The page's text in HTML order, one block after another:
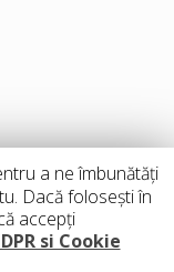
2001 SRL. Toate
a ne îmbunătăți
Dacă folosești în
accepți
si Cookie